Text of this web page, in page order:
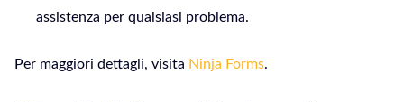
assistenza per qualsiasi problema.
Per maggiori dettagli, visita Ninja Forms.